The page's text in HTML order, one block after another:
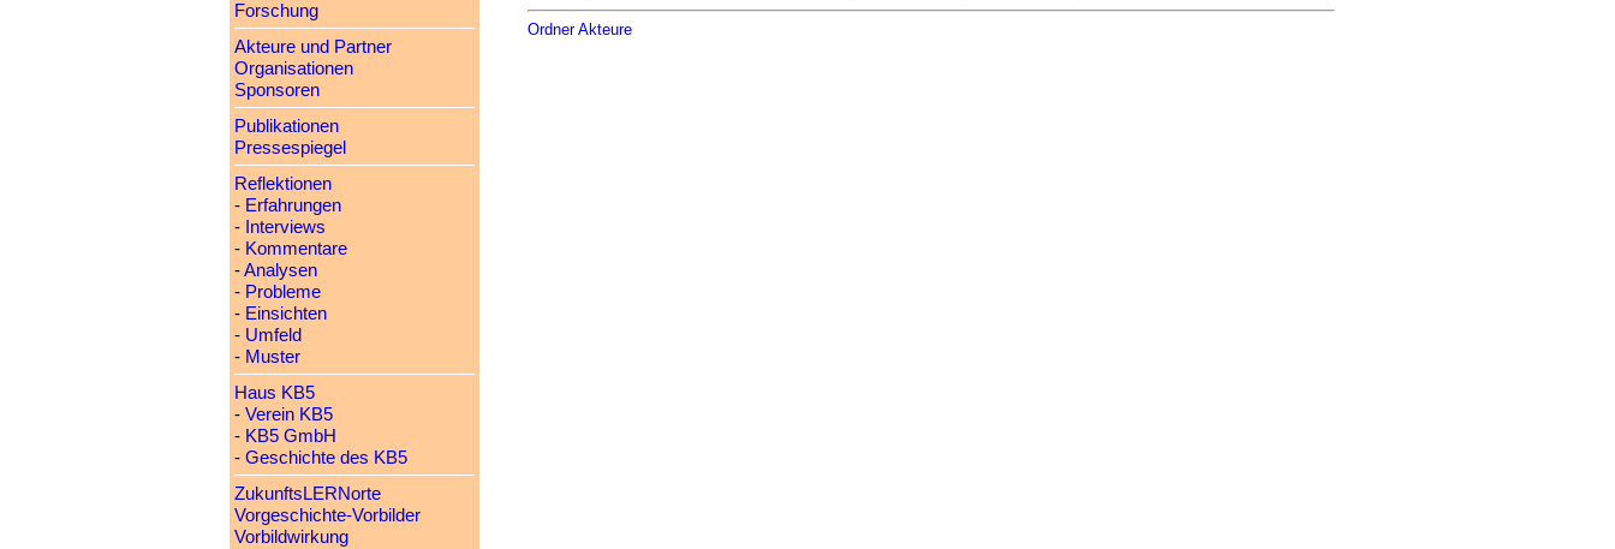
Forschung
Akteure und Partner
Organisationen
Sponsoren
Publikationen
Pressespiegel
Reflektionen
- Erfahrungen
- Interviews
- Kommentare
-Analysen
- Probleme
- Einsichten
- Umfeld
- Muster
Haus KB5
- Verein KB5
- KB5 GmbH
- Geschichte des KB5
ZukunftsLERNorte
Vorgeschichte-Vorbilder
Vorbildwirkung
Ordner Akteure